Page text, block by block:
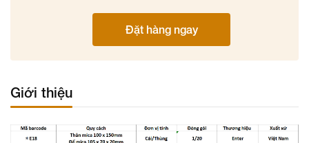
Đặt hàng ngay
Giới thiệu